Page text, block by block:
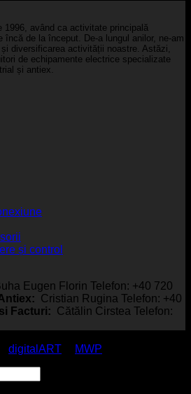
1996, având ca activitate principală
încă de la început. De-a lungul anilor, ne-am
diversificarea activității noastre. Astăzi,
de echipamente electrice specializate
și antiex.
și control
Eugen Florin Telefon: +40 720
Cristian Rugina Telefon: +40
Facturi: Cătălin Cirstea Telefon:
digitalART
MWP